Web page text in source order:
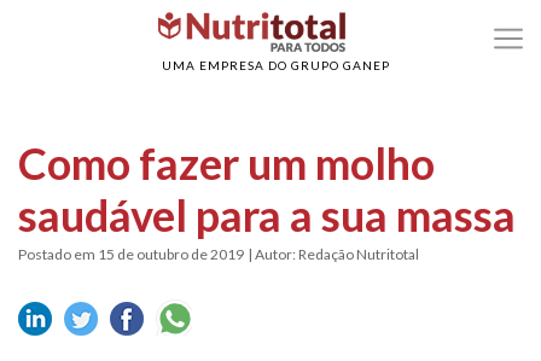
UMA EMPRESA DO GRUPO GANEP
Alimentação Saudável>Como fazer um molho saudável para a sua
Como fazer um molho
saudável para a sua massa
Postado em 15 de outubro de 2019 | Autor: Redação Nutritotal